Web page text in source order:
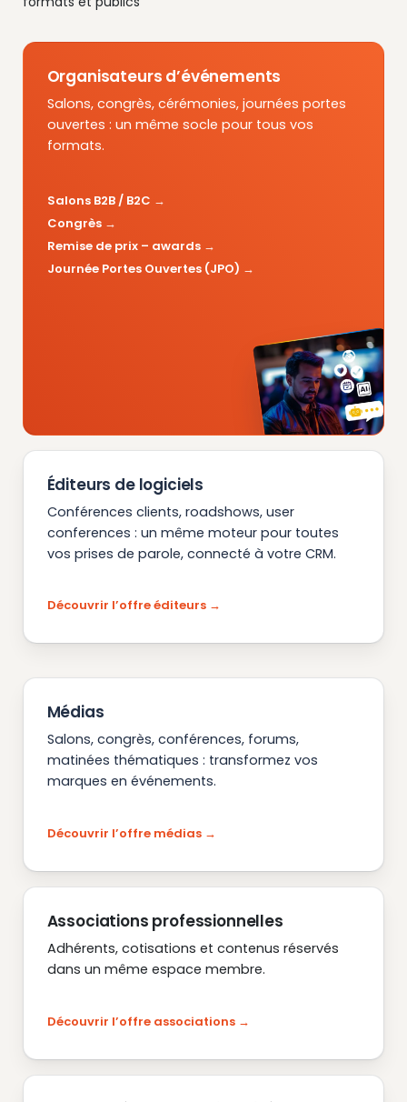
Organisateurs d’événements
Salons, congrès, cérémonies, journées portes
ouvertes : un même socle pour tous vos
formats.
Salons B2B / B2C
Congrès
Remise de prix – awards
Journée Portes Ouvertes (JPO)
Éditeurs de logiciels
Conférences clients, roadshows, user
conferences : un même moteur pour toutes
vos prises de parole, connecté à votre CRM.
Découvrir l’offre éditeurs
Médias
Salons, congrès, conférences, forums,
matinées thématiques : transformez vos
marques en événements.
Découvrir l’offre médias
Associations professionnelles
Adhérents, cotisations et contenus réservés
dans un même espace membre.
Découvrir l’offre associations